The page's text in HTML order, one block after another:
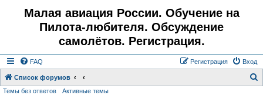
Малая авиация России. Обучение на
Пилота-любителя. Обсуждение
самолётов. Регистрация.
FAQ Вход
Регистрация
Список форумов
Темы без ответов Активные темы